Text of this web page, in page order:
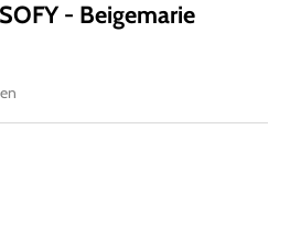
- Beigemarie